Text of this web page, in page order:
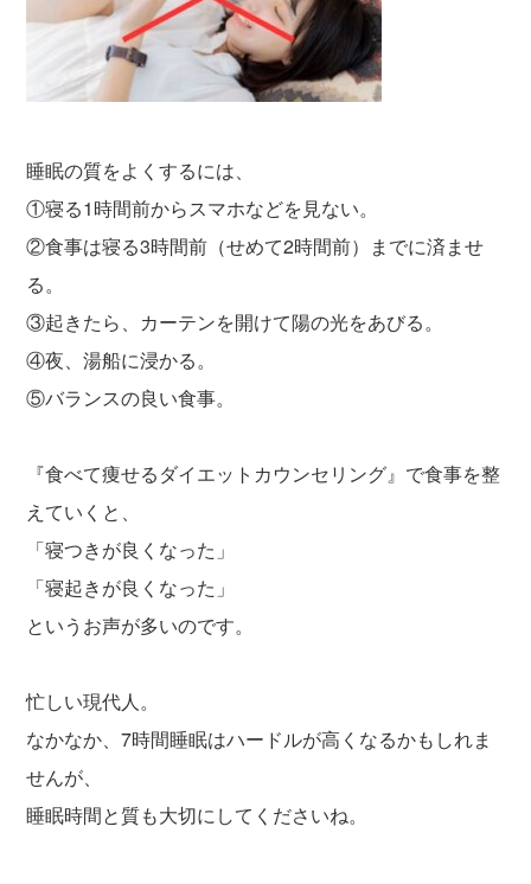
睡眠の質をよくするには、
①寝る1時間前からスマホなどを見ない。
②食事は寝る3時間前（せめて2時間前）までに済ませ
る。
③起きたら、カーテンを開けて陽の光をあびる。
④夜、湯船に浸かる。
⑤バランスの良い食事。
『食べて痩せるダイエットカウンセリング』で食事を整
えていくと、
「寝つきが良くなった」
「寝起きが良くなった」
というお声が多いのです。
忙しい現代人。
なかなか、7時間睡眠はハードルが高くなるかもしれま
せんが、
睡眠時間と質も大切にしてくださいね。